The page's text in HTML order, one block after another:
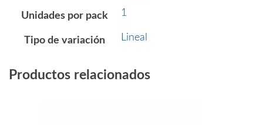
Unidades por pack 1
Tipo de variación Lineal
Productos relacionados